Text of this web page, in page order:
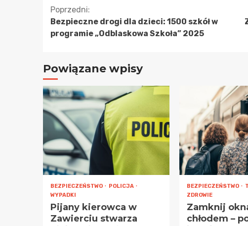
Kontynuuj
czytanie
Poprzedni:
Bezpieczne drogi dla dzieci: 1500 szkół w
programie „Odblaskowa Szkoła” 2025
Powiązane wpisy
BEZPIECZEŃSTWO
POLICJA
WYPADKI
Pijany kierowca w
Zawierciu stwarza
BEZPIECZEŃSTWO
ZDROWIE
Zamknij
chłodem –